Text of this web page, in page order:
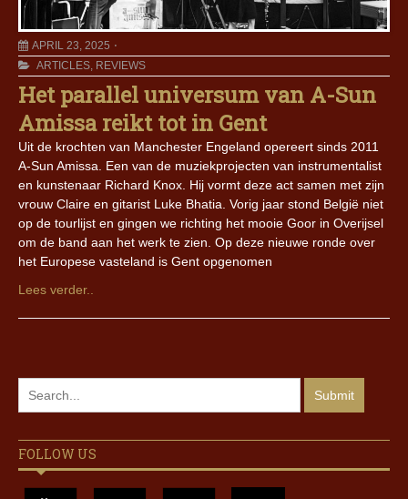
APRIL 23, 2025
ARTICLES, REVIEWS
Het parallel universum van A-Sun
Amissa reikt tot in Gent
Uit de krochten van Manchester Engeland opereert sinds 2011
A-Sun Amissa. Een van de muziekprojecten van instrumentalist
en kunstenaar Richard Knox. Hij vormt deze act samen met zijn
vrouw Claire en gitarist Luke Bhatia. Vorig jaar stond België niet
op de tourlijst en gingen we richting het mooie Goor in Overijsel
om de band aan het werk te zien. Op deze nieuwe ronde over
het Europese vasteland is Gent opgenomen
Lees verder..
FOLLOW US